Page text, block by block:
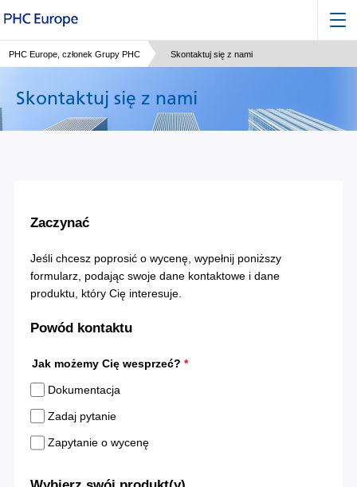
PHC Europe, członek Grupy PHC Skontaktuj się z nami
Skontaktuj się z nami